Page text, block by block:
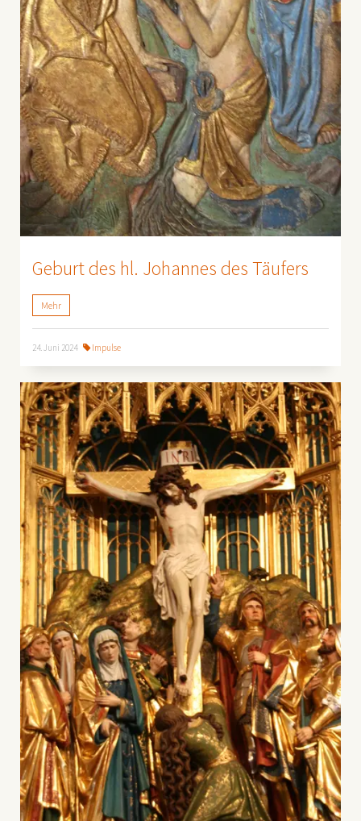
Geburt des hl. Johannes des Täufers
Mehr
24. Juni 2024 Impulse